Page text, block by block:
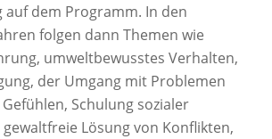
auf dem Programm. In den
folgen dann Themen wie
umweltbewusstes Verhalten,
der Umgang mit Problemen
Schulung sozialer
Lösung von Konflikten,